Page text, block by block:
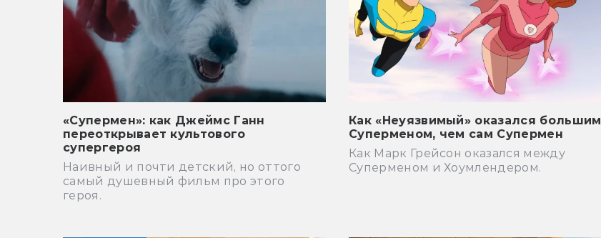
«Супермен»: как Джеймс Ганн
переоткрывает культового
супергероя
Наивный и почти детский, но оттого
самый душевный фильм про этого
героя.
Как «Неуязвимый» оказался большим
Суперменом, чем сам Супермен
Как Марк Грейсон оказался между
Суперменом и Хоумлендером.